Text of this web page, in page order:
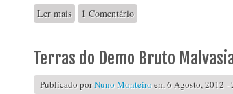
Ler maisacerca de Quinta da Pedreira Grande
1 Comentário
Terras do Demo Bruto
Publicado porNuno Monteiroem 6 Agosto, 2012 -